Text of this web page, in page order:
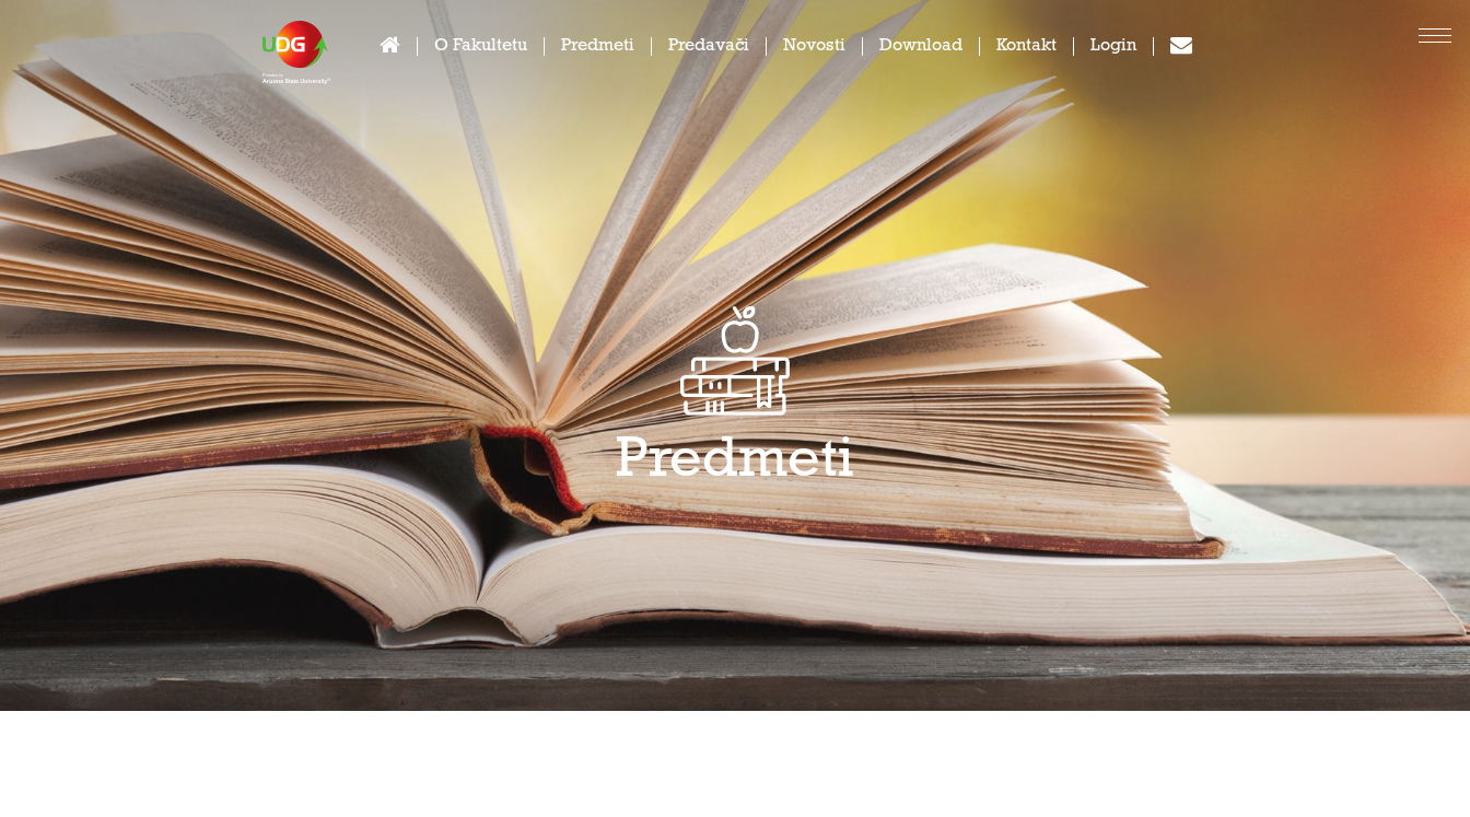
O Fakultetu Predmeti Predavači Novosti Download Kontakt Login
Predmeti